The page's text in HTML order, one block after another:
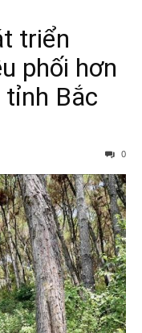
triển
phối hơn
Bắc
0